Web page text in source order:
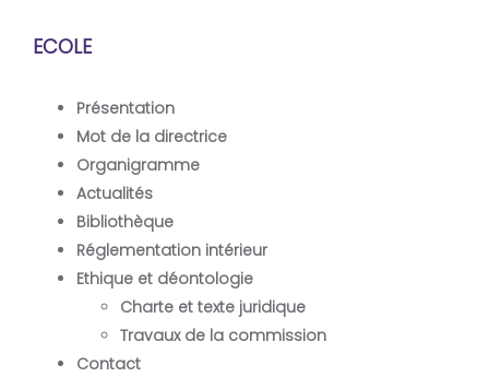
ECOLE
Présentation
Mot de la directrice
Organigramme
Actualités
Bibliothèque
Réglementation intérieur
Ethique et déontologie
Charte et texte juridique
Travaux de la commission
Contact